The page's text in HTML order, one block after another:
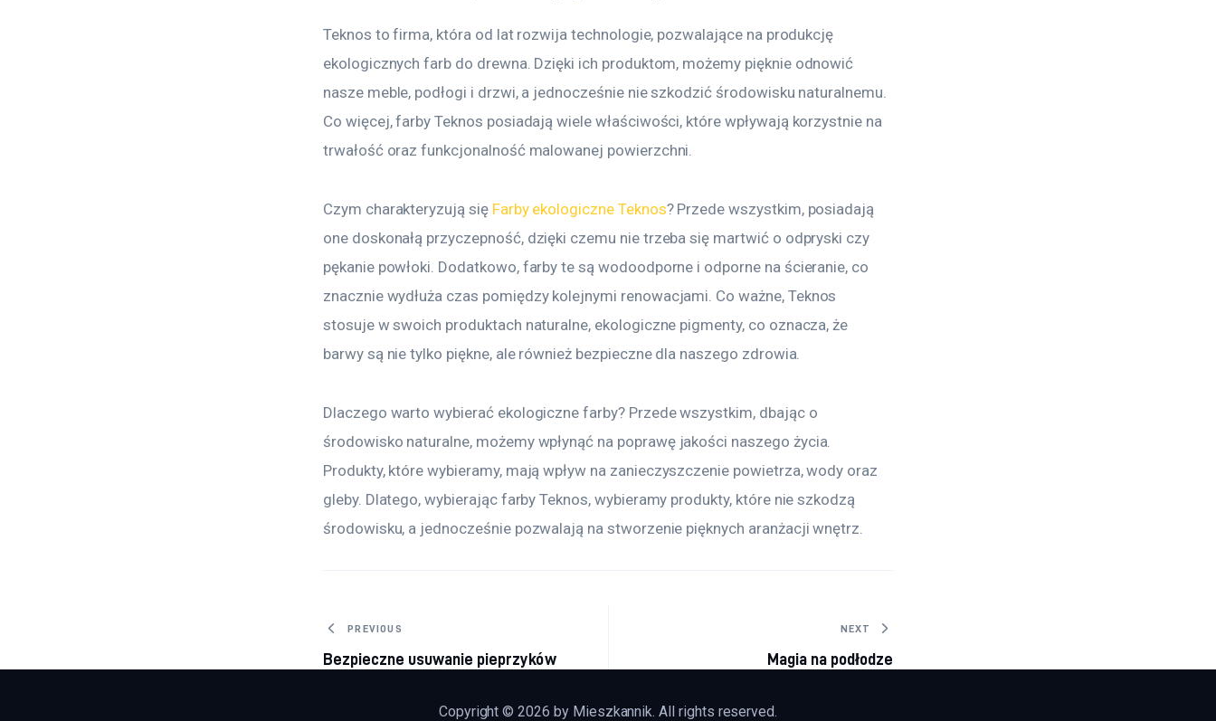
Teknos to firma, która od lat rozwija technologie, pozwalające na produkcję
ekologicznych farb do drewna. Dzięki ich produktom, możemy pięknie odnowić
nasze meble, podłogi i drzwi, a jednocześnie nie szkodzić środowisku naturalnemu.
Co więcej, farby Teknos posiadają wiele właściwości, które wpływają korzystnie na
trwałość oraz funkcjonalność malowanej powierzchni.
Czym charakteryzują się Farby ekologiczne Teknos? Przede wszystkim, posiadają
one doskonałą przyczepność, dzięki czemu nie trzeba się martwić o odpryski czy
pękanie powłoki. Dodatkowo, farby te są wodoodporne i odporne na ścieranie, co
znacznie wydłuża czas pomiędzy kolejnymi renowacjami. Co ważne, Teknos
stosuje w swoich produktach naturalne, ekologiczne pigmenty, co oznacza, że
barwy są nie tylko piękne, ale również bezpieczne dla naszego zdrowia.
Dlaczego warto wybierać ekologiczne farby? Przede wszystkim, dbając o
środowisko naturalne, możemy wpłynąć na poprawę jakości naszego życia.
Produkty, które wybieramy, mają wpływ na zanieczyszczenie powietrza, wody oraz
gleby. Dlatego, wybierając farby Teknos, wybieramy produkty, które nie szkodzą
środowisku, a jednocześnie pozwalają na stworzenie pięknych aranżacji wnętrz.
Nawigacja wpisu
PREVIOUS
Bezpieczne usuwanie pieprzyków
NEXT
Magia na podłodze
Copyright © 2026 by Mieszkannik. All rights reserved.